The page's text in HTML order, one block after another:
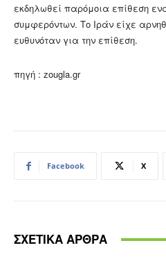
εκδηλωθεί παρόμοια επίθεση
συμφερόντων. Το Ιράν είχε
ευθυνόταν για την επίθεση.
πηγή : zougla.gr
Facebook X
ΣΧΕΤΙΚΑ ΑΡΘΡΑ